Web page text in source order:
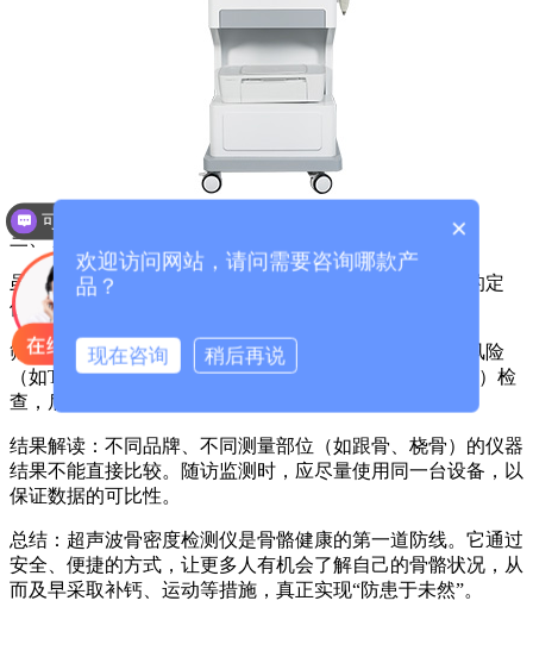
三、超声波骨密度检测仪
虽然超声波骨密度仪在筛查中表现出色，但必须明确它的定
位：
筛查工具：它主要用于风险分层。如果检测结果提示高风险
（如T值较低），建议进一步进行双能X线吸收法（DXA）检
查，后者是国际公认的诊断骨质疏松的“金标准”。
结果解读：不同品牌、不同测量部位（如跟骨、桡骨）的仪器
结果不能直接比较。随访监测时，应尽量使用同一台设备，以
保证数据的可比性。
总结：超声波骨密度检测仪是骨骼健康的第一道防线。它通过
安全、便捷的方式，让更多人有机会了解自己的骨骼状况，从
而及早采取补钙、运动等措施，真正实现“防患于未然”。
×
欢迎访问网站，请问需要咨询哪款产
品？
现在咨询 稍后再说